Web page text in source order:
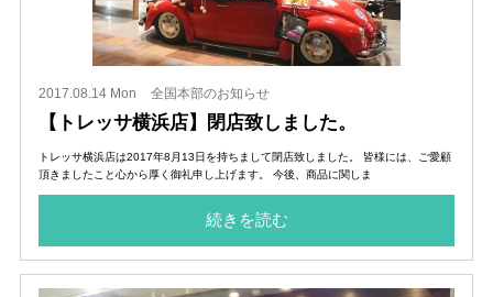
2017.08.14 Mon 全国本部のお知らせ
【トレッサ横浜店】閉店致しました。
トレッサ横浜店は2017年8月13日を持ちまして閉店致しました。 皆様には、ご愛顧
頂きましたこと心から厚く御礼申し上げます。 今後、商品に関しま
続きを読む